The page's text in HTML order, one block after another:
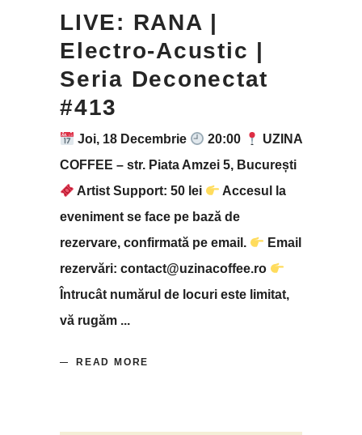
LIVE: RANA |
Electro-Acustic |
Seria Deconectat
#413
Joi, 18 Decembrie 20:00
UZINA
COFFEE – str. Piata Amzei 5, București
Artist Support: 50 lei
Accesul la
eveniment se face pe bază de
rezervare, confirmată pe email.
Email
rezervări: contact@uzinacoffee.ro
Întrucât numărul de locuri este limitat,
vă rugăm
READ MORE